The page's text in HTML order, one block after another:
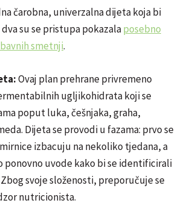
čarobna, univerzalna dijeta koja bi
su se pristupa pokazalaposebno
smetnji.
Ovaj plan prehrane privremeno
ugljikohidrata koji se
poput luka, češnjaka, graha,
Dijeta se provodi u fazama: prvo se
izbacuju na nekoliko tjedana, a
ponovno uvode kako bi se identificirali
svoje složenosti, preporučuje se
nutricionista.